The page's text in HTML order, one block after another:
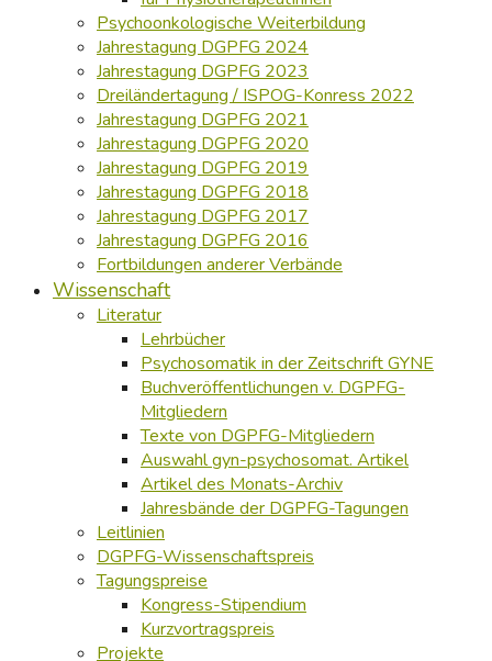
Psychoonkologische Weiterbildung
Jahrestagung DGPFG 2024
Jahrestagung DGPFG 2023
Dreiländertagung / ISPOG-Konress 2022
Jahrestagung DGPFG 2021
Jahrestagung DGPFG 2020
Jahrestagung DGPFG 2019
Jahrestagung DGPFG 2018
Jahrestagung DGPFG 2017
Jahrestagung DGPFG 2016
Fortbildungen anderer Verbände
Wissenschaft
Literatur
Lehrbücher
Psychosomatik in der Zeitschrift GYNE
Buchveröffentlichungen v. DGPFG-
Mitgliedern
Texte von DGPFG-Mitgliedern
Auswahl gyn-psychosomat. Artikel
Artikel des Monats-Archiv
Jahresbände der DGPFG-Tagungen
Leitlinien
DGPFG-Wissenschaftspreis
Tagungspreise
Kongress-Stipendium
Kurzvortragspreis
Projekte